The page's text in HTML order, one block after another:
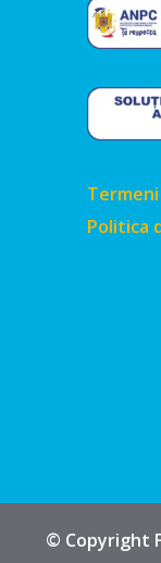
Politica
© Copyright